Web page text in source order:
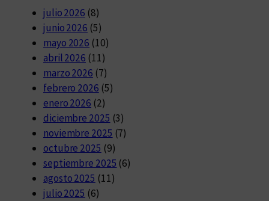
julio 2026 (8)
junio 2026 (5)
mayo 2026 (10)
abril 2026 (11)
marzo 2026 (7)
febrero 2026 (5)
enero 2026 (2)
diciembre 2025 (3)
noviembre 2025 (7)
octubre 2025 (9)
septiembre 2025 (6)
agosto 2025 (11)
julio 2025 (6)